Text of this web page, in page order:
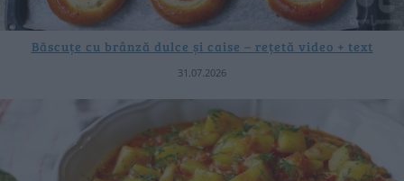
Băscuțe cu brânză dulce și caise – rețetă video + text
31.07.2026